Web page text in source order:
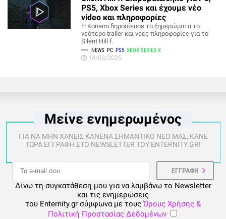
PS5, Xbox Series και έχουμε νέο
video και πληροφορίες
Η Konami δημοσίευσε τα ξημερώματα το
νεότερο trailer και νέες πληροφορίες για το
Silent Hill f.
NEWS PC PS5 XBOX SERIES X
14/03/2025
Μείνε ενημερωμένος
ΓΙΑ ΝΑ ΜΗΝ ΧΑΝΕΙΣ ΚΑΝΕΝΑ ΣΗΜΑΝΤΙΚΟ ΝΕΟ ΜΑΣ, ΚΑΝΕ
ΤΩΡΑ ΕΓΓΡΑΦΗ ΣΤΟ NEWSLETTER ΤΟΥ ENTERNITY.GR!
Δίνω τη συγκατάθεση μου για να λαμβάνω το Newsletter
και τις ενημερώσεις
του Enternity.gr σύμφωνα με τους Όρους Χρήσης &
Πολιτική Προστασίας Δεδομένων